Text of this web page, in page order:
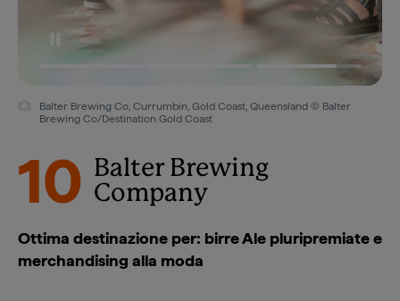
Balter Brewing Co, Currumbin, Gold Coast, Queensland © Balter
Brewing Co/Destination Gold Coast
10
Balter Brewing
Company
Ottima destinazione per: birre Ale pluripremiate e
merchandising alla moda